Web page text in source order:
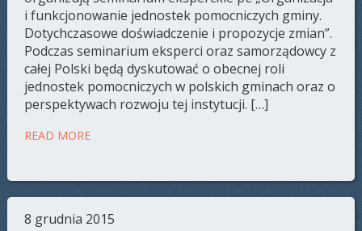
i funkcjonowanie jednostek pomocniczych gminy.
Dotychczasowe doświadczenie i propozycje zmian”.
Podczas seminarium eksperci oraz samorządowcy z
całej Polski będą dyskutować o obecnej roli
jednostek pomocniczych w polskich gminach oraz o
perspektywach rozwoju tej instytucji. […]
READ MORE
8 grudnia 2015